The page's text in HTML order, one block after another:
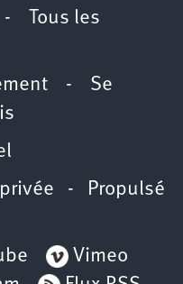
Tous les
- Se
- Propulsé
Vimeo